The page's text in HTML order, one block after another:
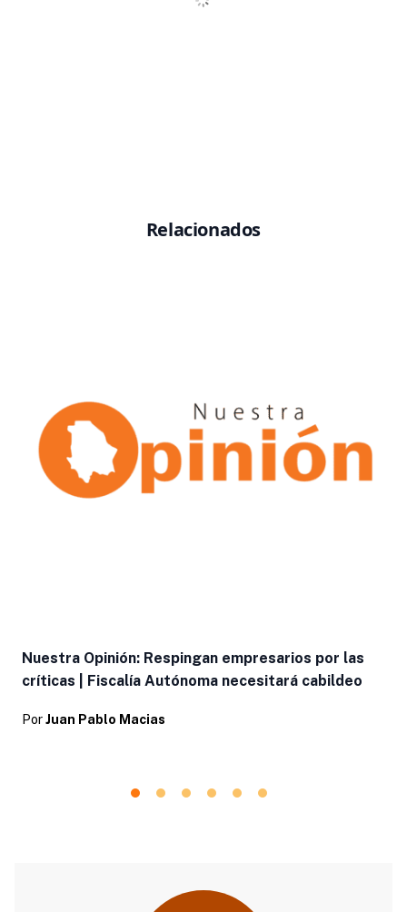
Relacionados
Nuestra Opinión: Respingan empresarios por las
críticas | Fiscalía Autónoma necesitará cabildeo
Por Juan Pablo Macias